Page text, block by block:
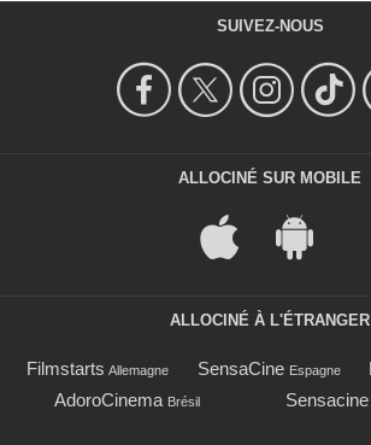
SUIVEZ-NOUS
ALLOCINÉ SUR MOBILE
ALLOCINÉ À L'ÉTRANGER
Filmstarts Allemagne SensaCine Espagne
AdoroCinema Brésil